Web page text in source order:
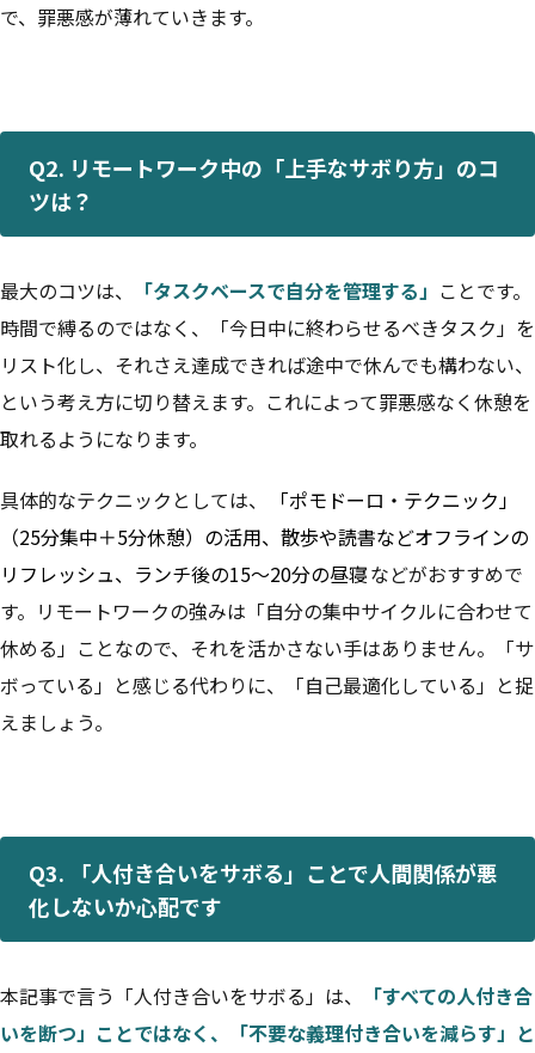
で、罪悪感が薄れていきます。
Q2. リモートワーク中の「上手なサボり方」のコ
ツは？
最大のコツは、 「タスクベースで自分を管理する」 ことです。
時間で縛るのではなく、「今日中に終わらせるべきタスク」を
リスト化し、それさえ達成できれば途中で休んでも構わない、
という考え方に切り替えます。これによって罪悪感なく休憩を
取れるようになります。
具体的なテクニックとしては、
「ポモドーロ・テクニック」
（25分集中＋5分休憩）の活用、散歩や読書などオフラインの
リフレッシュ、ランチ後の15〜20分の昼寝などがおすすめで
す。リモートワークの強みは「自分の集中サイクルに合わせて
休める」ことなので、それを活かさない手はありません。「サ
ボっている」と感じる代わりに、「自己最適化している」と捉
えましょう。
Q3. 「人付き合いをサボる」ことで人間関係が悪
化しないか心配です
本記事で言う「人付き合いをサボる」は、
「すべての人付き合
いを断つ」ことではなく、「不要な義理付き合いを減らす」と